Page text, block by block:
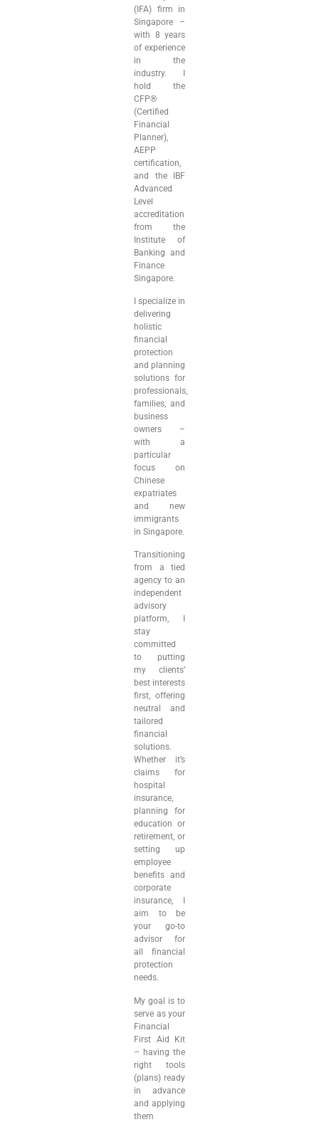
(IFA) firm in
Singapore –
with 8 years
of experience
in the
industry. I
hold the
CFP®
(Certified
Financial
Planner),
AEPP
certification,
and the IBF
Advanced
Level
accreditation
from the
Institute of
Banking and
Finance
Singapore.
I specialize in
delivering
holistic
financial
protection
and planning
solutions for
professionals,
families, and
business
owners –
with a
particular
focus on
Chinese
expatriates
and new
immigrants
in Singapore.
Transitioning
from a tied
agency to an
independent
advisory
platform, I
stay
committed
to putting
my clients’
best interests
first, offering
neutral and
tailored
financial
solutions.
Whether it’s
claims for
hospital
insurance,
planning for
education or
retirement, or
setting up
employee
benefits and
corporate
insurance, I
aim to be
your go-to
advisor for
all financial
protection
needs.
My goal is to
serve as your
Financial
First Aid Kit
– having the
right tools
(plans) ready
in advance
and applying
them